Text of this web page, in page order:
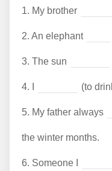
1. My brother
2. An elephant
3. The sun
4. (to
5. My father always
the winter months.
6. Someone I